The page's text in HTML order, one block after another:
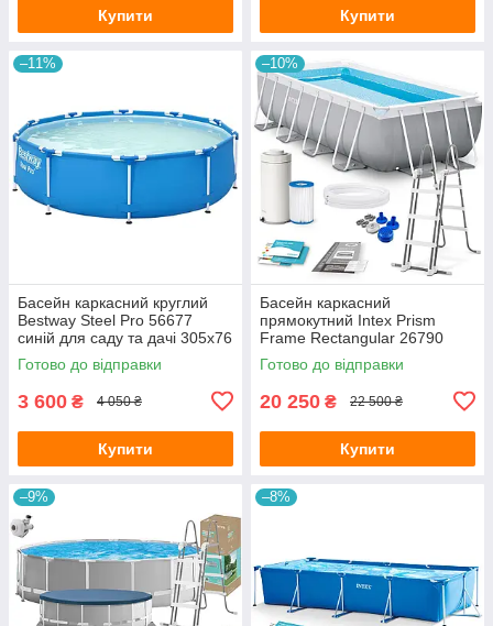
Купити Купити
–11%
Басейн каркасний круглий
Bestway Steel Pro 56677
синій для саду та дачі 305х76
см
Готово до відправки
3 600 ₴ 4 050 ₴
Купити
–10%
Басейн каркасний
прямокутний Intex Prism
Frame Rectangular 26790
сірий для саду та дачі
400х200х122 см з
картриджним фільтр-насосо
Готово до відправки
20 250 ₴ 22 500 ₴
Купити
–9% –8%